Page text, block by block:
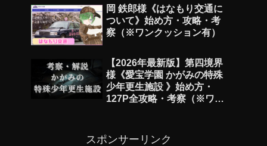
岡 鉄郎様《はなもり交通に
ついて》始め方・攻略・考
察（※ワンクッション有）
【2026年最新版】第四境界
様《愛宝学園 かがみの特殊
少年更生施設 》始め方・
127P全攻略・考察（※ワン
スポンサーリンク